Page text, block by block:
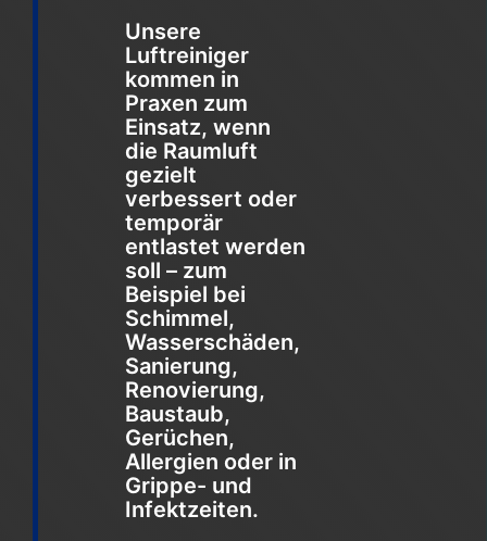
Unsere
Luftreiniger
kommen in
Praxen zum
Einsatz, wenn
die Raumluft
gezielt
verbessert oder
temporär
entlastet werden
soll – zum
Beispiel bei
Schimmel,
Wasserschäden,
Sanierung,
Renovierung,
Baustaub,
Gerüchen,
Allergien oder in
Grippe- und
Infektzeiten.